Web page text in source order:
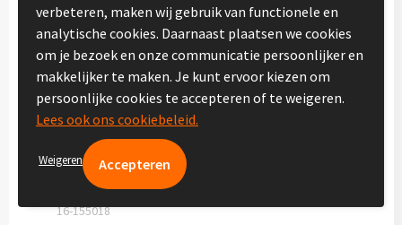
Handwaaiers bedrukken
Strandtassen bedrukken
Strandmatten bedrukken
Strandstoelen bedrukken
Parasols bedrukken
16-155018
verbeteren, maken wij gebruik van functionele en
analytische cookies. Daarnaast plaatsen we cookies
om je bezoek en onze communicatie persoonlijker en
makkelijker te maken. Je kunt ervoor kiezen om
persoonlijke cookies te accepteren of te weigeren.
Lees ook ons cookiebeleid.
Weigeren